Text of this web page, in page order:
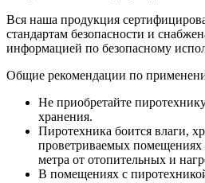
Вся наша продукция
стандартам безопасности и
информацией по безопасному
Общие рекомендации по
Не приобретайте
хранения.
Пиротехника боится влаги,
проветриваемых помещениях
метра от отопительных и
В помещениях с